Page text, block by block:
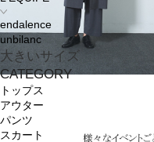
endalence
unbilanc
大きいサイズ
CATEGORY
トップス
アウター
パンツ
スカート